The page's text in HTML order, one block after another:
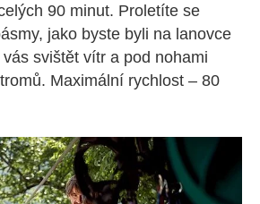
90 minut. Proletíte se
jako byste byli na lanovce
svištět vítr a pod nohami
Maximální rychlost – 80